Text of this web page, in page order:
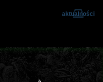
aktualności